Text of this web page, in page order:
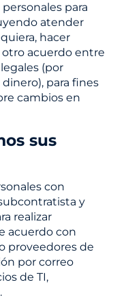
para
atender
hacer
acuerdo entre
(por
para fines
cambios en
sus
con
y
realizar
acuerdo con
proveedores de
por correo
de TI,